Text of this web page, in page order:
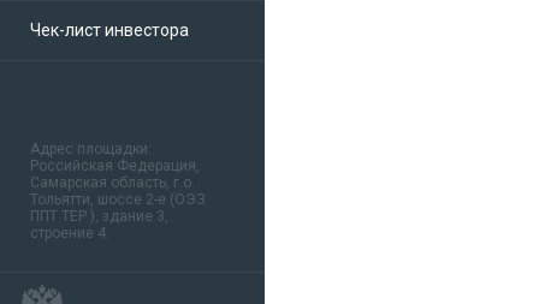
Чек-лист инвестора
Адрес площадки:
Российская Федерация,
Самарская область, г.о.
Тольятти, шоссе 2-е (ОЭЗ
ППТ ТЕР.), здание 3,
строение 4.